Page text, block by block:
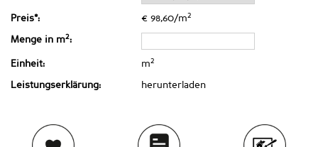
Preis*: € 98,60/m2
Menge in m2:
Einheit: m2
Leistungserklärung: herunterladen